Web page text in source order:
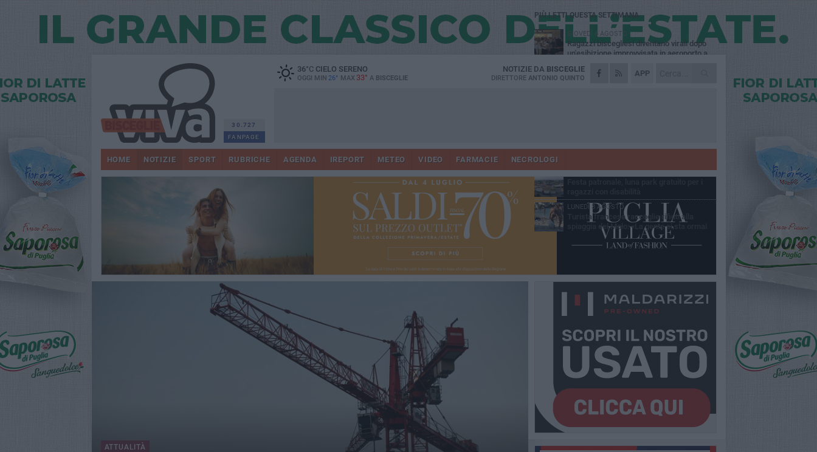
30.727
FANPAGE
36°CCIELO SERENO
OGGI MIN 26° MAX 33° A BISCEGLIE
APP
NOTIZIE DA BISCEGLIE
DIRETTORE ANTONIO QUINTO
HOME NOTIZIE SPORT RUBRICHE AGENDA IREPORT METEO VIDEO FARMACIE NECROLOGI
ATTUALITÀ
PIÙ LETTI QUESTA SETTIMANA
GIOVEDÌ 6 AGOSTO
Ragazzi biscegliesi diventano virali dopo
un'esibizione improvvisata in aeroporto a
MARTEDÌ 4 AGOSTO
Emergenza caldo, il Comune di Bisceglie
Due auto incendiate nella notte in via Dieta
MERCOLEDÌ 5 AGOSTO
LUNEDÌ 3 AGOSTO
Turista francese raccoglie rifiuti alla
spiaggia del Molo: «La gente si sta ormai